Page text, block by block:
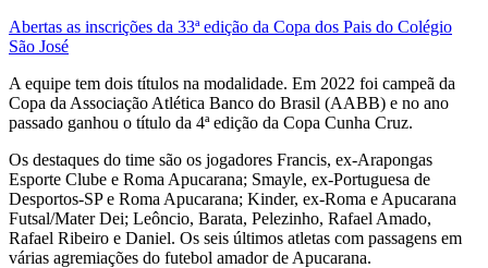
Abertas as inscrições da 33ª edição da Copa dos Pais do Colégio
São José
A equipe tem dois títulos na modalidade. Em 2022 foi campeã da
Copa da Associação Atlética Banco do Brasil (AABB) e no ano
passado ganhou o título da 4ª edição da Copa Cunha Cruz.
Os destaques do time são os jogadores Francis, ex-Arapongas
Esporte Clube e Roma Apucarana; Smayle, ex-Portuguesa de
Desportos-SP e Roma Apucarana; Kinder, ex-Roma e Apucarana
Futsal/Mater Dei; Leôncio, Barata, Pelezinho, Rafael Amado,
Rafael Ribeiro e Daniel. Os seis últimos atletas com passagens em
várias agremiações do futebol amador de Apucarana.